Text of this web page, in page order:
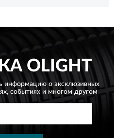
OLIGHT
информацию о эксклюзивных
событиях и многом другом